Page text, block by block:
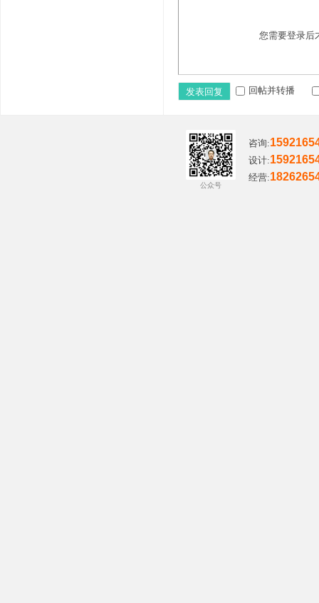
您需要登录后
发表回复 回帖并转播
公众号
咨询:
设计:
经营: